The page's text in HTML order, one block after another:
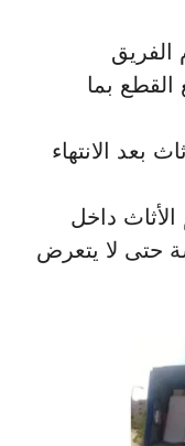
الفريق
بما
بعد الانتهاء
داخل
حتى لا يتعرض